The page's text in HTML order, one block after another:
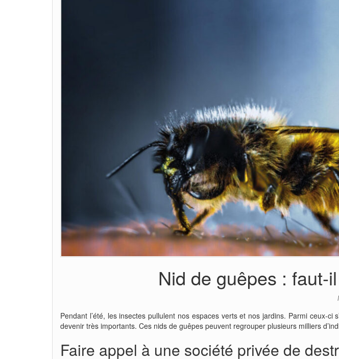
Nid de guêpes : faut-
Pendant l’été, les insectes pullulent nos espaces verts et nos jardins. Parmi ceux-
devenir très importants. Ces nids de guêpes peuvent regrouper plusieurs milliers
Faire appel à une société privée de